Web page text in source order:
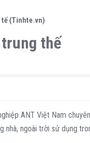
tế (Tinhte.vn)
thế
ANT Việt Nam
nhà, ngoài trời sử dụng